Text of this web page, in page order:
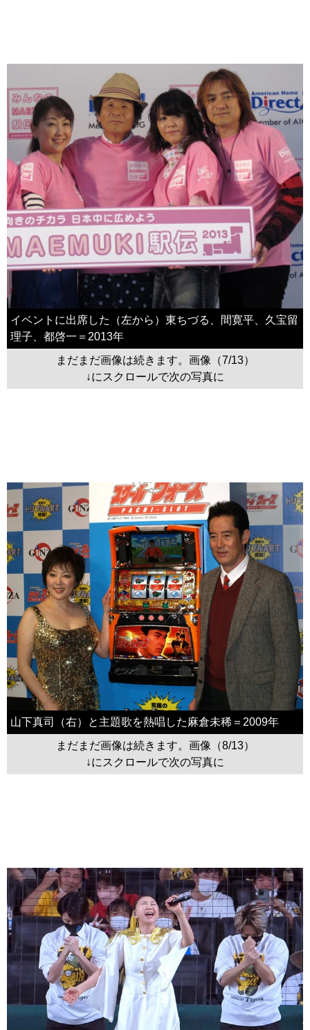
イベントに出席した（左から）東ちづる、間寛平、久宝留
理子、都啓一＝2013年
まだまだ画像は続きます。画像（7/13）
↓にスクロールで次の写真に
山下真司（右）と主題歌を熱唱した麻倉未稀＝2009年
まだまだ画像は続きます。画像（8/13）
↓にスクロールで次の写真に